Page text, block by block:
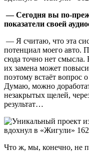
— Сегодня вы по-
показатели своей
— Я считаю, что эта
потенциал моего авто.
сюда точно нет смысла.
их замена может
поэтому встаёт вопрос
Думаю, можно
незакрытых щелей,
результат…
Что ж, мы, конечно, не